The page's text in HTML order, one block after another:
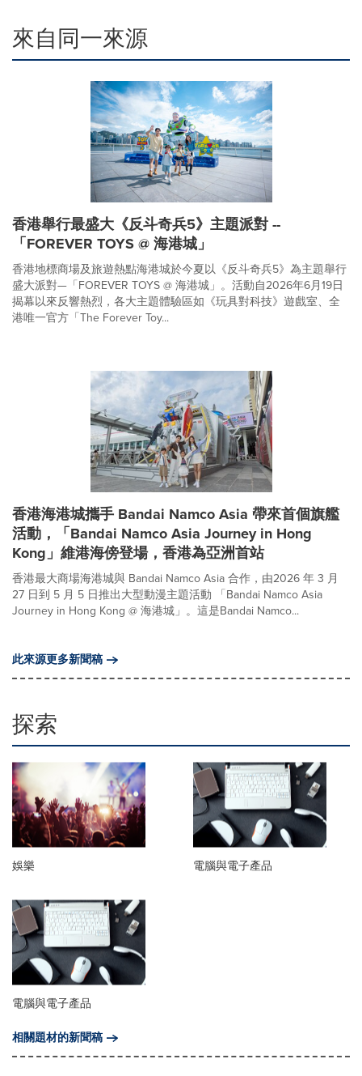
來自同一來源
香港舉行最盛大《反斗奇兵5》主題派對 --
「FOREVER TOYS @ 海港城」
香港地標商場及旅遊熱點海港城於今夏以《反斗奇兵5》為主題舉行
盛大派對—「FOREVER TOYS @ 海港城」。活動自2026年6月19日
揭幕以來反響熱烈，各大主題體驗區如《玩具對科技》遊戲室、全
港唯一官方「The Forever Toy...
香港海港城攜手 Bandai Namco Asia 帶來首個旗艦
活動，「Bandai Namco Asia Journey in Hong
Kong」維港海傍登場，香港為亞洲首站
香港最大商場海港城與 Bandai Namco Asia 合作，由2026 年 3 月
27 日到 5 月 5 日推出大型動漫主題活動 「Bandai Namco Asia
Journey in Hong Kong @ 海港城」。這是Bandai Namco...
此來源更多新聞稿
探索
娛樂 電腦與電子產品
電腦與電子產品
相關題材的新聞稿